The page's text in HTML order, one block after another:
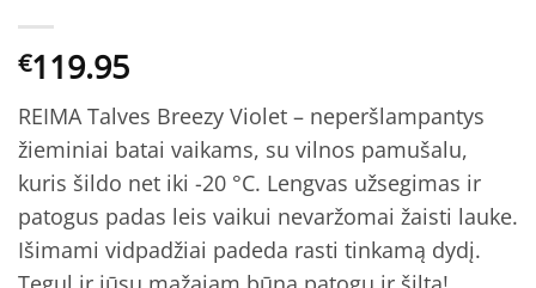
€119.95
REIMA Talves Breezy Violet – neperšlampantys
žieminiai batai vaikams, su vilnos pamušalu,
kuris šildo net iki -20 °C. Lengvas užsegimas ir
patogus padas leis vaikui nevaržomai žaisti lauke.
Išimami vidpadžiai padeda rasti tinkamą dydį.